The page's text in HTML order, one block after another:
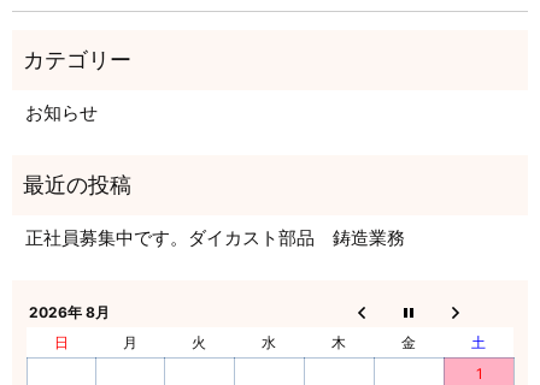
お知らせ
正社員募集中です。ダイカスト部品 鋳造業務
2026年 8月
日
月 火 水 木 金
土
1